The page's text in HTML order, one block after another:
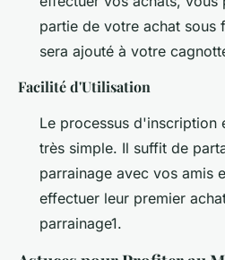
partie de votre achat sous
sera ajouté à votre
Facilité d'Utilisation
Le processus d'inscription
très simple. Il suffit de
parrainage avec vos amis
effectuer leur premier
parrainage1.